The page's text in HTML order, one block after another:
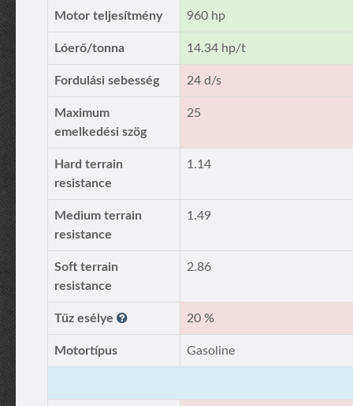
Motor teljesítmény 960 hp
Lóerő/tonna 14.34 hp/t
Fordulási sebesség 24 d/s
Maximum
emelkedési szög
25
Hard terrain
resistance
1.14
Medium terrain
resistance
1.49
Soft terrain
resistance
2.86
Tűz esélye 20 %
Motortípus Gasoline